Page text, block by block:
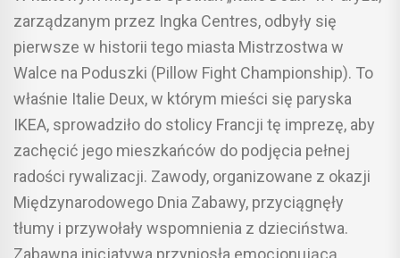
francuskim mistrzem walk na
poduszki!
zarządzanym przez Ingka Centres, odbyły się
pierwsze w historii tego miasta Mistrzostwa w
Walce na Poduszki (Pillow Fight Championship). To
właśnie Italie Deux, w którym mieści się paryska
IKEA, sprowadziło do stolicy Francji tę imprezę, aby
zachęcić jego mieszkańców do podjęcia pełnej
radości rywalizacji. Zawody, organizowane z okazji
Międzynarodowego Dnia Zabawy, przyciągnęły
tłumy i przywołały wspomnienia z dzieciństwa.
Zabawna inicjatywa przyniosła emocjonującą